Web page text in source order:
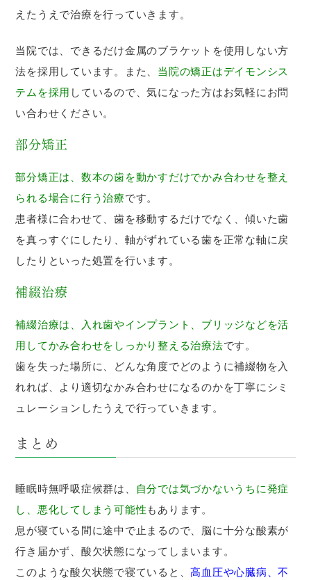
えたうえで治療を行っていきます。
当院では、できるだけ金属のブラケットを使用しない方
法を採用しています。また、 当院の矯正はデイモンシス
テムを採用 しているので、気になった方はお気軽にお問
い合わせください。
部分矯正
部分矯正は、数本の歯を動かすだけでかみ合わせを整え
られる場合に行う治療です。
患者様に合わせて、歯を移動するだけでなく、傾いた歯
を真っすぐにしたり、軸がずれている歯を正常な軸に戻
したりといった処置を行います。
補綴治療
補綴治療は、入れ歯やインプラント、ブリッジなどを活
用してかみ合わせをしっかり整える治療法です。
歯を失った場所に、どんな角度でどのように補綴物を入
れれば、より適切なかみ合わせになるのかを丁寧にシミ
ュレーションしたうえで行っていきます。
まとめ
睡眠時無呼吸症候群は、
自分では気づかないうちに発症
し、悪化してしまう可能性 もあります。
息が寝ている間に途中で止まるので、脳に十分な酸素が
行き届かず、酸欠状態になってしまいます。
このような酸欠状態で寝ていると、高血圧や心臓病、不